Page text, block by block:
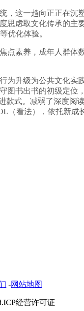
这一趋向正正在沉塑
思虑取文化传承的主
优化体验。
素养，成年人群体
升级为公共文化实
图书出书的初级定
款式。减弱了深度阅
（看法），依托新成
-网站地图
经营许可证